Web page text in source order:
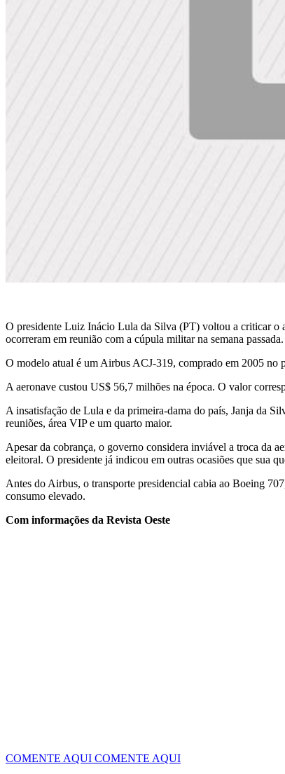
O presidente Luiz Inácio Lula da Silva (PT) voltou a criticar o
ocorreram em reunião com a cúpula militar na semana
O modelo atual é um Airbus ACJ-319, comprado em 2005 no
A aeronave custou US$ 56,7 milhões na época. O valor
A insatisfação de Lula e da primeira-dama do país, Janja da
reuniões, área VIP e um quarto maior.
Apesar da cobrança, o governo considera inviável a troca da
eleitoral. O presidente já indicou em outras ocasiões que sua
Antes do Airbus, o transporte presidencial cabia ao Boeing
consumo elevado.
Com informações da Revista Oeste
COMENTE AQUI COMENTE AQUI